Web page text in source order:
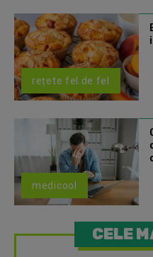
rețete fel de fel
medicool
CELE